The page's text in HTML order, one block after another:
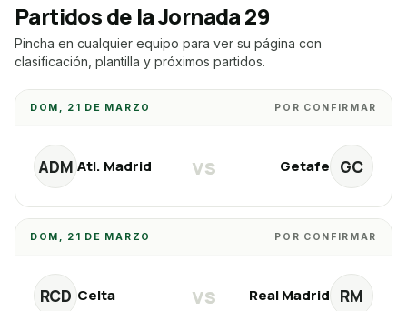
Partidos de la Jornada29
Pincha en cualquier equipo para ver su página con
clasificación, plantilla y próximos partidos.
DOM, 21 DE MARZO POR CONFIRMAR
ADM Atl. Madrid vs GC
Getafe
DOM, 21 DE MARZO POR CONFIRMAR
RCD Celta vs RM
Real Madrid